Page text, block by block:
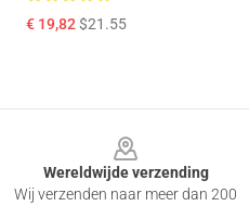
€ 19,82$21.55
Wereldwijde verzending
Wij verzenden naar meer dan 200